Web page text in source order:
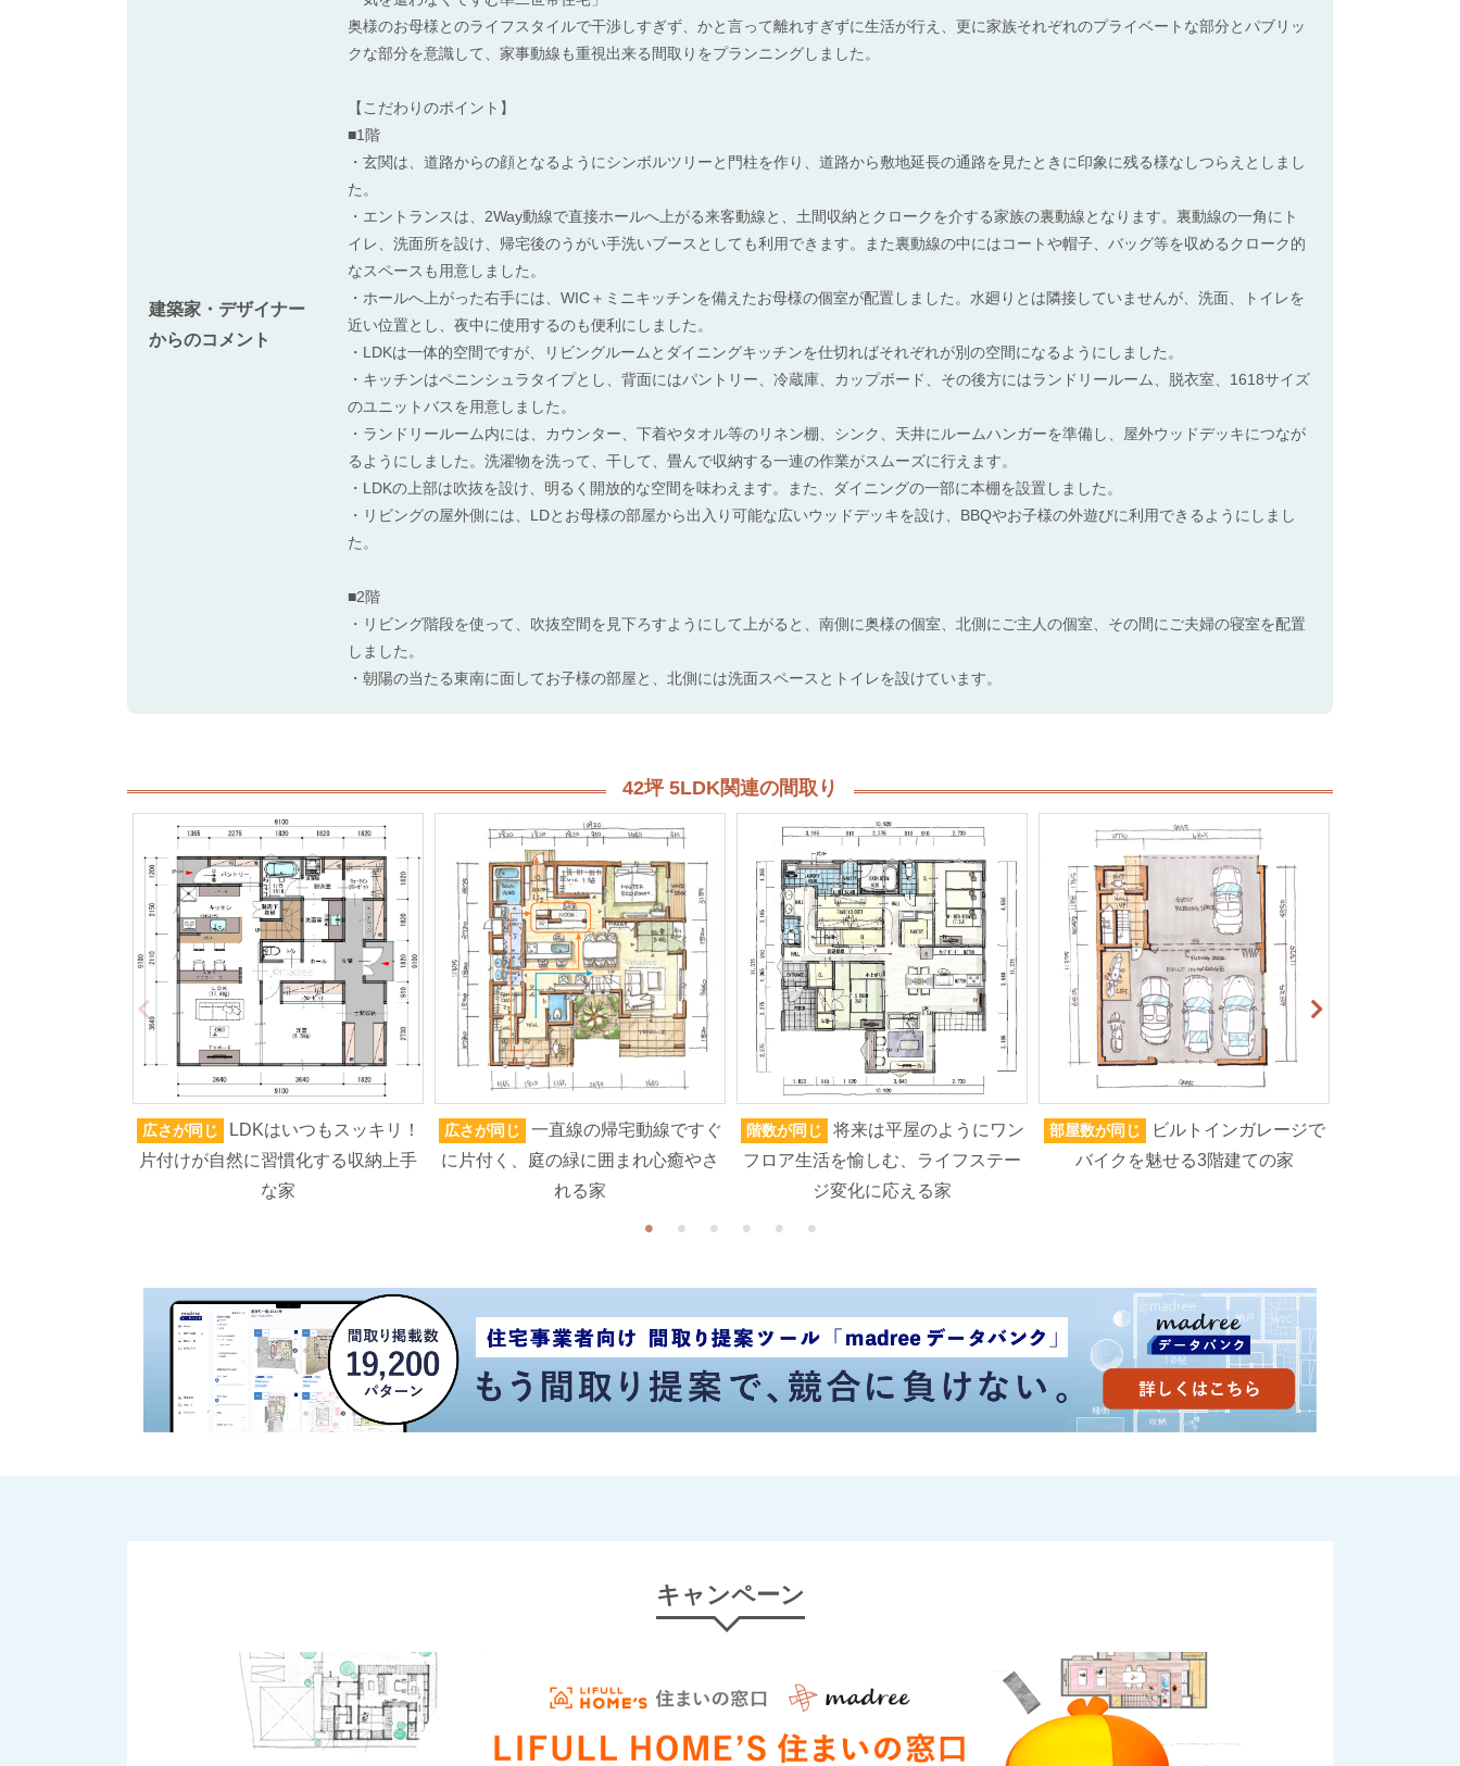
建築家・デザイナー
からのコメント
奥様のお母様とのライフスタイルで干渉しすぎず、かと言って離れすぎずに生活が行え、更に家族それぞれのプライベートな部分とパブリッ
クな部分を意識して、家事動線も重視出来る間取りをプランニングしました。
【こだわりのポイント】
■1階
・玄関は、道路からの顔となるようにシンボルツリーと門柱を作り、道路から敷地延長の通路を見たときに印象に残る様なしつらえとしまし
た。
・エントランスは、2Way動線で直接ホールへ上がる来客動線と、土間収納とクロークを介する家族の裏動線となります。裏動線の一角にト
イレ、洗面所を設け、帰宅後のうがい手洗いブースとしても利用できます。また裏動線の中にはコートや帽子、バッグ等を収めるクローク的
なスペースも用意しました。
・ホールへ上がった右手には、WIC＋ミニキッチンを備えたお母様の個室が配置しました。水廻りとは隣接していませんが、洗面、トイレを
近い位置とし、夜中に使用するのも便利にしました。
・LDKは一体的空間ですが、リビングルームとダイニングキッチンを仕切ればそれぞれが別の空間になるようにしました。
・キッチンはペニンシュラタイプとし、背面にはパントリー、冷蔵庫、カップボード、その後方にはランドリールーム、脱衣室、1618サイズ
のユニットバスを用意しました。
・ランドリールーム内には、カウンター、下着やタオル等のリネン棚、シンク、天井にルームハンガーを準備し、屋外ウッドデッキにつなが
るようにしました。洗濯物を洗って、干して、畳んで収納する一連の作業がスムーズに行えます。
・LDKの上部は吹抜を設け、明るく開放的な空間を味わえます。また、ダイニングの一部に本棚を設置しました。
・リビングの屋外側には、LDとお母様の部屋から出入り可能な広いウッドデッキを設け、BBQやお子様の外遊びに利用できるようにしまし
た。
■2階
・リビング階段を使って、吹抜空間を見下ろすようにして上がると、南側に奥様の個室、北側にご主人の個室、その間にご夫婦の寝室を配置
しました。
・朝陽の当たる東南に面してお子様の部屋と、北側には洗面スペースとトイレを設けています。
42坪 5LDK関連の間取り
広さが同じ
LDKはいつもスッキリ！
片付けが自然に習慣化する収納上手
な家
広さが同じ
一直線の帰宅動線ですぐ
に片付く、庭の緑に囲まれ心癒やさ
れる家
階数が同じ
将来は平屋のようにワン
フロア生活を愉しむ、ライフステー
ジ変化に応える家
部屋数が同じ
ビルトインガレージで
バイクを魅せる3階建ての家
キャンペーン